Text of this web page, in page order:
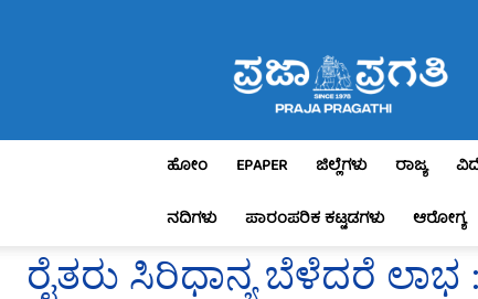
Pragathi
ಹೋಂ EPAPER ಜಿಲ್ಲೆಗಳು ರಾಜ್ಯ
ನದಿಗಳು
ಪಾರಂಪರಿಕ ಕಟ್ಟಡಗಳು ಆರೋಗ್ಯ
ರೈತರು ಸಿರಿಧಾನ್ಯ ಬೆಳೆದರೆ